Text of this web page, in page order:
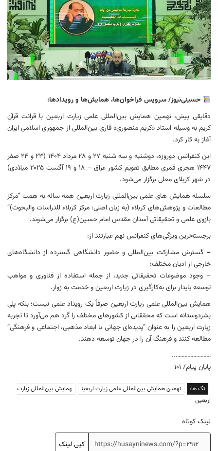
حسینی‌نیوز/ سرویس فراخوان‌ها، همایش‌ها و رویدادها:
دقایقی پیش، نهمین همایش بین‌المللی علمی زیارت اربعین با قرائت قرآن
کریم به وسیله استاد «کریم منصوری» قاری بین‌المللی از جمهوری اسلامی ایران
آغاز به کار کرد.
این کنفرانس دوروزه، دوشنبه و سه شنبه ۲۷ و ۲۸ مرداد ۱۴۰۴ (۲۳ و ۲۴ صفر
۱۴۴۷ هجری قمری مطابق تقویم کشور عراق – ۱۸ و ۱۹ آگست ۲۰۲۵ میلادی)
در شهر کربلای معلی برگزار می‌شود.
سلسله همایش های علمی بین‌المللی زیارت اربعین همه ساله به همت “مرکز
مطالعات و پژوهش‌های کربلاء (به زبان اصلی: مرکز کربلاء للدراسات والبحوث)”
بازوی علمی و تحقیقاتی آستان مقدس امام حسین(ع) برگزار می‌شوند.
برجسته‌ترین ویژگی‌های کنفرانس نهم عبارتند از:
– گسترش مشارکت بین‌المللی و حضور دانشگاهی گسترده از دانشگاه‌های
خارجی از ادیان مختلف؛
– وجود موضوعات تحقیقاتی جدید، از جمله استفاده از فناوری و مواهب
توسعه پایدار برای به‌کارگیری در زیارت اربعین و خدمت به زوار.
همایش بین‌المللی علمی زیارت اربعین صرفاً یک رویداد علمی نیست؛ بلکه پلی
بشردوستانه است که محققانی از کشورهای مختلف را گرد هم می‌آورد تا تجربه‌
زیارت اربعین را به عنوان “پدیده‌ای جهانی با ابعاد مذهبی، اجتماعی و فرهنگی”
مطالعه کنند و فرهنگ آن را در جهان توسعه دهند.
……………………..
پایان پیام/ ۱۰۱
تگ ها: نهمین همایش بین‌المللی علمی زیارت اربعین
همایش بین‌المللی زیارت
اربعین
لینک کوتاه
کپی لینک